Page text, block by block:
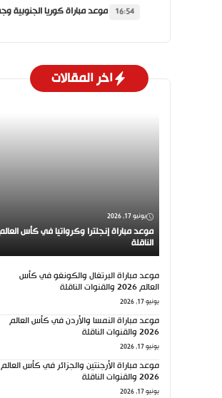
16:54
اخر المقالات
يونيو 17, 2026
الناقلة
موعد مباراة البرتغال والكونغو في كأس
العالم 2026 والقنوات الناقلة
يونيو 17, 2026
موعد مباراة النمسا والأردن في كأس العالم
2026 والقنوات الناقلة
يونيو 17, 2026
موعد مباراة الأرجنتين والجزائر في كأس العالم
2026 والقنوات الناقلة
يونيو 17, 2026